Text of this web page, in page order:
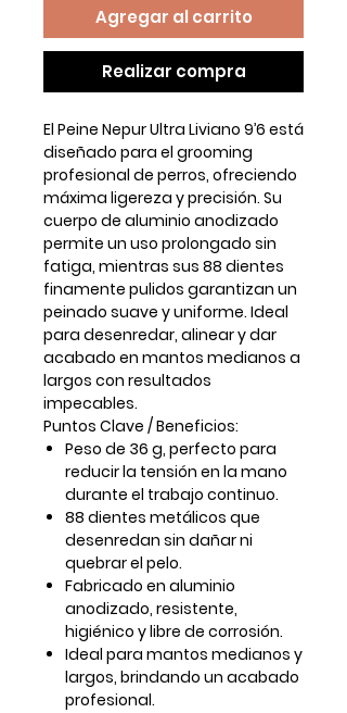
Agregar al carrito
Realizar compra
El Peine Nepur Ultra Liviano 9’6 está
diseñado para el grooming
profesional de perros, ofreciendo
máxima ligereza y precisión. Su
cuerpo de aluminio anodizado
permite un uso prolongado sin
fatiga, mientras sus 88 dientes
finamente pulidos garantizan un
peinado suave y uniforme. Ideal
para desenredar, alinear y dar
acabado en mantos medianos a
largos con resultados
impecables.
Puntos Clave / Beneficios:
Peso de 36 g, perfecto para
reducir la tensión en la mano
durante el trabajo continuo.
88 dientes metálicos que
desenredan sin dañar ni
quebrar el pelo.
Fabricado en aluminio
anodizado, resistente,
higiénico y libre de corrosión.
Ideal para mantos medianos y
largos, brindando un acabado
profesional.